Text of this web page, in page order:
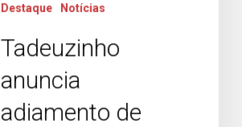
Destaque Notícias
Tadeuzinho
anuncia
adiamento de